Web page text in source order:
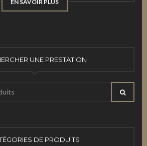
EN SAVOIR PLUS
UNE PRESTATION
DE PRODUITS